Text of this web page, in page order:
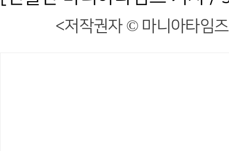
<저작권자 © 마니아타임